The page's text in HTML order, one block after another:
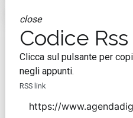
close
Codice Rss
Clicca sul pulsante per
negli appunti.
RSS link